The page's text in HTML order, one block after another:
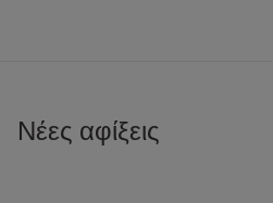
Νέες αφίξεις